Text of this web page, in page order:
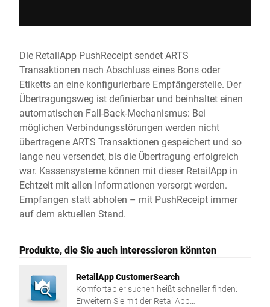
Die RetailApp PushReceipt sendet ARTS
Transaktionen nach Abschluss eines Bons oder
Etiketts an eine konfigurierbare Empfängerstelle. Der
Übertragungsweg ist definierbar und beinhaltet einen
automatischen Fall-Back-Mechanismus: Bei
möglichen Verbindungsstörungen werden nicht
übertragene ARTS Transaktionen gespeichert und so
lange neu versendet, bis die Übertragung erfolgreich
war. Kassensysteme können mit dieser RetailApp in
Echtzeit mit allen Informationen versorgt werden.
Empfangen statt abholen – mit PushReceipt immer
auf dem aktuellen Stand.
Produkte, die Sie auch interessieren könnten
RetailApp CustomerSearch
Komfortabler suchen heißt schneller finden:
Erweitern Sie mit der RetailApp